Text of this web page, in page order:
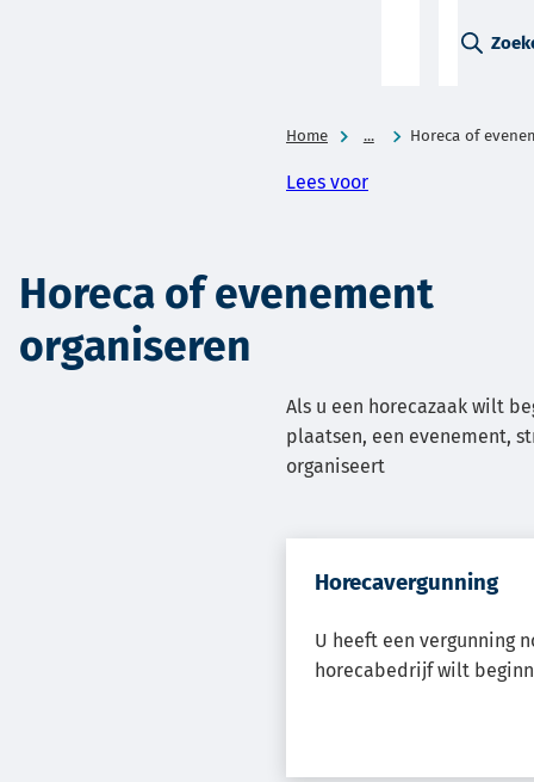
Home ... Horeca of
Lees voor
Horeca of evenement
organiseren
Als u een horecazaak wilt
plaatsen, een evenement,
organiseert
Horecavergunning
U heeft een vergunning
horecabedrijf wilt